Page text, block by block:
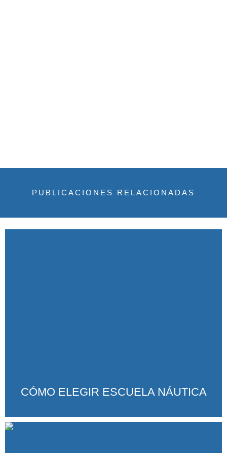
PUBLICACIONES RELACIONADAS
CÓMO ELEGIR ESCUELA NÁUTICA